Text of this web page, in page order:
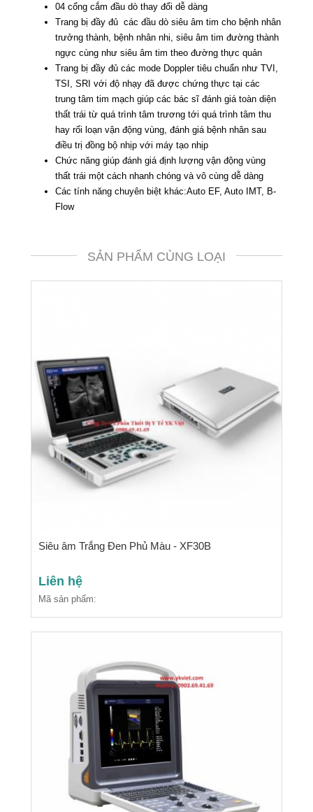
04 cổng cắm đầu dò thay đổi dễ dàng
Trang bị đầy đủ các đầu dò siêu âm tim cho bệnh nhân
trưởng thành, bệnh nhân nhi, siêu âm tim đường thành
ngực cùng như siêu âm tim theo đường thực quản
Trang bị đầy đủ các mode Doppler tiêu chuẩn như TVI,
TSI, SRI với độ nhạy đã được chứng thực tại các
trung tâm tim mạch giúp các bác sĩ đánh giá toàn diện
thất trái từ quá trình tâm trương tới quá trình tâm thu
hay rối loạn vận động vùng, đánh giá bệnh nhân sau
điều trị đồng bộ nhịp với máy tạo nhịp
Chức năng giúp đánh giá định lượng vận động vùng
thất trái một cách nhanh chóng và vô cùng dễ dàng
Các tính năng chuyên biệt khác:Auto EF, Auto IMT, B-
Flow
SẢN PHẨM CÙNG LOẠI
Siêu âm Trắng Đen Phủ Màu - XF30B
Liên hệ
Mã sản phẩm: